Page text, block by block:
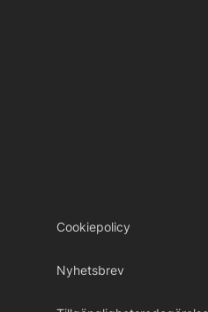
Cookiepolicy
Nyhetsbrev